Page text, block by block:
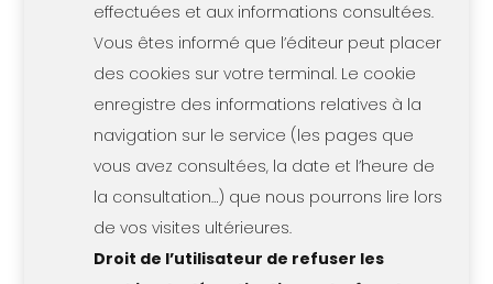
effectuées et aux informations consultées.
Vous êtes informé que l’éditeur peut placer
des cookies sur votre terminal. Le cookie
enregistre des informations relatives à la
navigation sur le service (les pages que
vous avez consultées, la date et l’heure de
la consultation…) que nous pourrons lire lors
de vos visites ultérieures.
Droit de l’utilisateur de refuser les